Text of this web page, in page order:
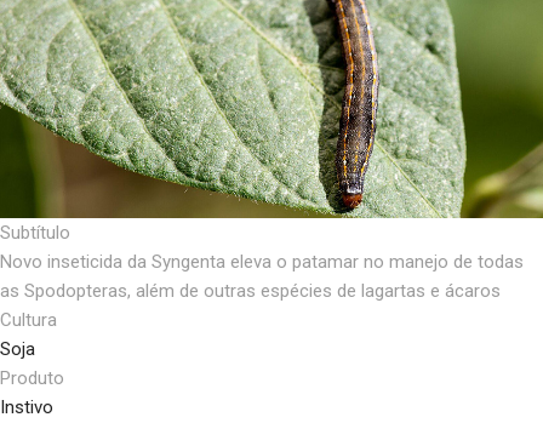
Subtítulo
Novo inseticida da Syngenta eleva o patamar no manejo de todas
as Spodopteras, além de outras espécies de lagartas e ácaros
Cultura
Soja
Produto
Instivo